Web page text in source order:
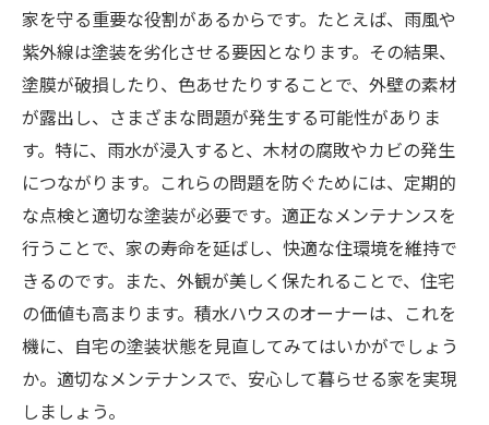
家を守る重要な役割があるからです。たとえば、雨風や
紫外線は塗装を劣化させる要因となります。その結果、
塗膜が破損したり、色あせたりすることで、外壁の素材
が露出し、さまざまな問題が発生する可能性がありま
す。特に、雨水が浸入すると、木材の腐敗やカビの発生
につながります。これらの問題を防ぐためには、定期的
な点検と適切な塗装が必要です。適正なメンテナンスを
行うことで、家の寿命を延ばし、快適な住環境を維持で
きるのです。また、外観が美しく保たれることで、住宅
の価値も高まります。積水ハウスのオーナーは、これを
機に、自宅の塗装状態を見直してみてはいかがでしょう
か。適切なメンテナンスで、安心して暮らせる家を実現
しましょう。